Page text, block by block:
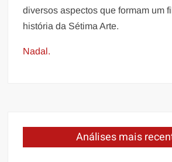
diversos aspectos que formam um
história da Sétima Arte.
Nadal.
Análises mais